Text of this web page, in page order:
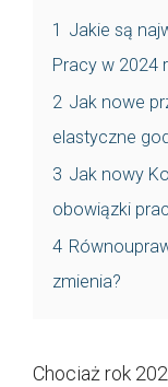
1 Jakie są
Pracy w 2024
2 Jak nowe
elastyczne
3 Jak nowy
obowiązki
4
zmienia?
Chociaż rok